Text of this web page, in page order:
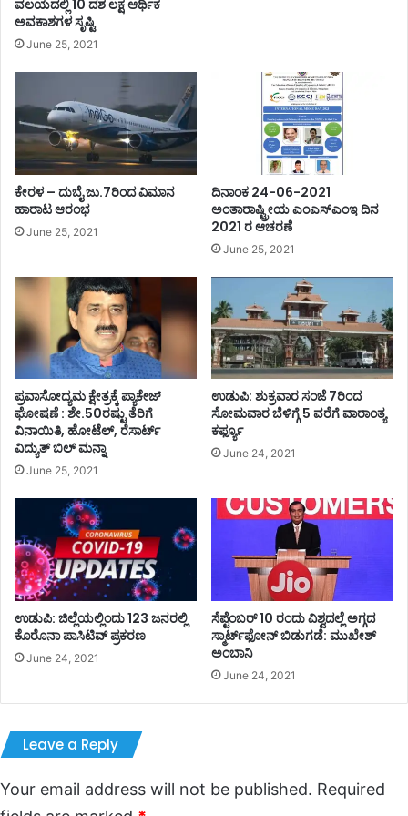
ವಲಯದಲ್ಲಿ 10 ದಶ ಲಕ್ಷ ಆರ್ಥಿಕ
ಅವಕಾಶಗಳ ಸೃಷ್ಟಿ
June 25, 2021
ಕೇರಳ – ದುಬೈ ಜು.7ರಿಂದ ವಿಮಾನ
ಹಾರಾಟ ಆರಂಭ
June 25, 2021
ದಿನಾಂಕ 24-06-2021
ಅಂತಾರಾಷ್ಟ್ರೀಯ ಎಂಎಸ್ಎಂಇ ದಿನ
2021 ರ ಆಚರಣೆ
June 25, 2021
ಪ್ರವಾಸೋದ್ಯಮ ಕ್ಷೇತ್ರಕ್ಕೆ ಪ್ಯಾಕೇಜ್
ಘೋಷಣೆ : ಶೇ.50ರಷ್ಟು ತೆರಿಗೆ
ವಿನಾಯಿತಿ, ಹೋಟೆಲ್, ರೆಸಾರ್ಟ್
ವಿದ್ಯುತ್ ಬಿಲ್ ಮನ್ನಾ
June 25, 2021
ಉಡುಪಿ: ಶುಕ್ರವಾರ ಸಂಜೆ 7ರಿಂದ
ಸೋಮವಾರ ಬೆಳಿಗ್ಗೆ 5 ವರೆಗೆ ವಾರಾಂತ್ಯ
ಕರ್ಫ್ಯೂ
June 24, 2021
ಉಡುಪಿ: ಜಿಲ್ಲೆಯಲ್ಲಿಂದು 123 ಜನರಲ್ಲಿ
ಕೊರೊನಾ ಪಾಸಿಟಿವ್ ಪ್ರಕರಣ
June 24, 2021
ಸೆಪ್ಟೆಂಬರ್‌‌ 10 ರಂದು ವಿಶ್ವದಲ್ಲೆ ಅಗ್ಗದ
ಸ್ಮಾರ್ಟ್‌ಫೋನ್‌‌ ಬಿಡುಗಡೆ: ಮುಖೇಶ್‌
ಅಂಬಾನಿ
June 24, 2021
Leave a Reply
Your email address will not be published. Required